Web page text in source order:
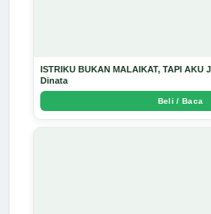
ISTRIKU BUKAN MALAIKAT, TAPI AKU
Dinata
Beli / Baca